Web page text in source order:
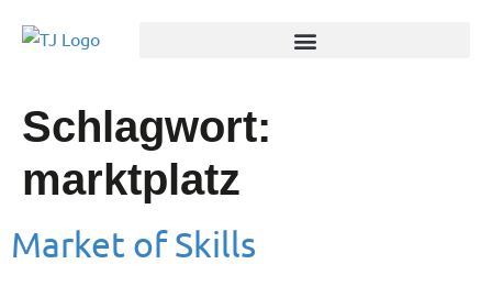
Schlagwort:
marktplatz
Market of Skills